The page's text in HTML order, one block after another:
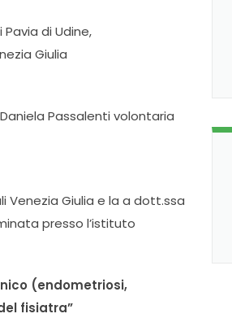
di Udine,
Giulia
Passalenti volontaria
Venezia Giulia e la a dott.ssa
presso l’istituto
(endometriosi,
fisiatra”